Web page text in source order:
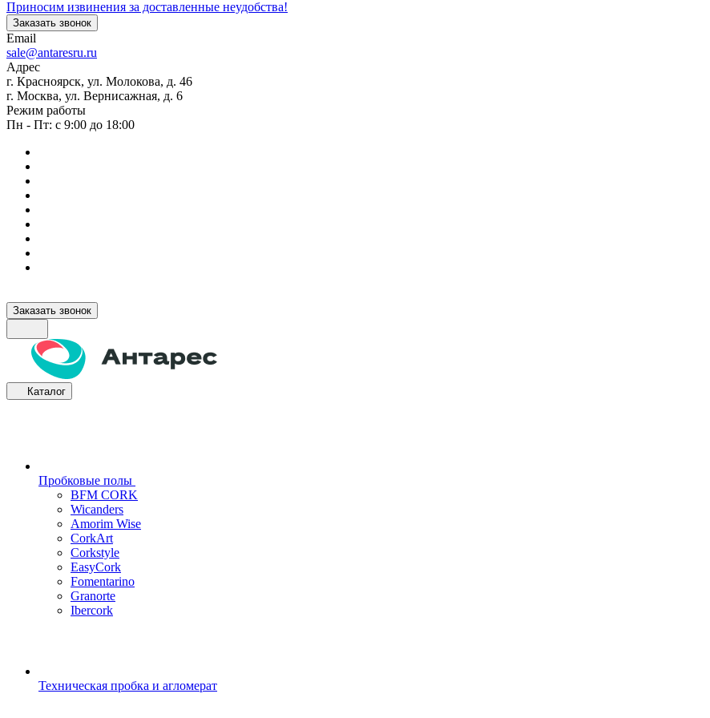
Приносим извинения за доставленные неудобства!
Заказать звонок
Email
sale@antaresru.ru
Адрес
г. Красноярск, ул. Молокова, д. 46
г. Москва, ул. Вернисажная, д. 6
Режим работы
Пн - Пт: с 9:00 до 18:00
Заказать звонок
Каталог
Пробковые полы
BFM CORK
Wicanders
Amorim Wise
CorkArt
Corkstyle
EasyCork
Fomentarino
Granorte
Ibercork
Техническая пробка и агломерат